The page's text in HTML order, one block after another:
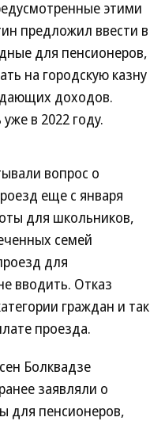
этими
предложил ввести в
для пенсионеров,
на городскую казну
доходов.
в 2022 году.
вопрос о
еще с января
для школьников,
семей
для
вводить. Отказ
граждан и так
проезда.
Болквадзе
заявляли о
для пенсионеров,